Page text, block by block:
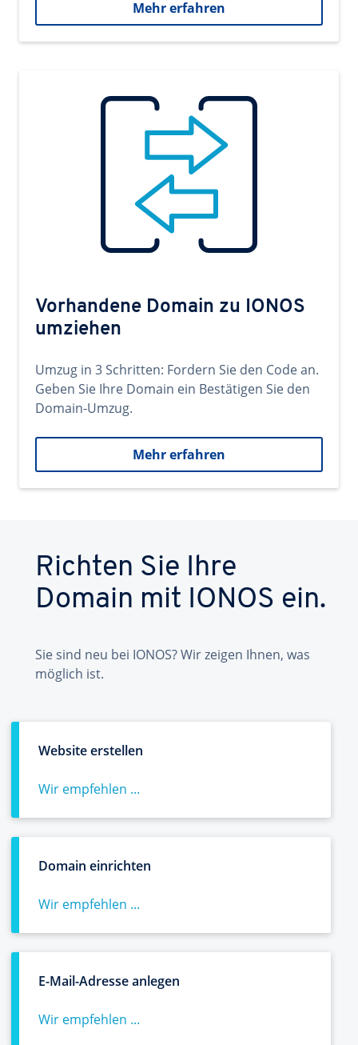
Mehr erfahren
Vorhandene Domain zu IONOS
umziehen
Umzug in 3 Schritten: Fordern Sie den Code an.
Geben Sie Ihre Domain ein Bestätigen Sie den
Domain-Umzug.
Mehr erfahren
Richten Sie Ihre
Domain mit IONOS ein.
Sie sind neu bei IONOS? Wir zeigen Ihnen, was
möglich ist.
Website erstellen
Wir empfehlen ...
Domain einrichten
Wir empfehlen ...
E-Mail-Adresse anlegen
Wir empfehlen ...